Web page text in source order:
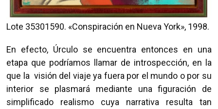
Lote 35301590. «Conspiración en Nueva York», 1998.
En efecto, Úrculo se encuentra entonces en una
etapa que podríamos llamar de introspección, en la
que la visión del viaje ya fuera por el mundo o por su
interior se plasmará mediante una figuración de
simplificado realismo cuya narrativa resulta tan